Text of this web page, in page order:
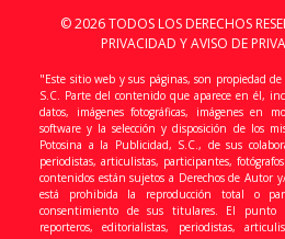
© 2026 TODOS LOS DERECHOS
PRIVACIDAD Y AVISO DE
"Este sitio web y sus páginas, son propiedad
S.C. Parte del contenido que aparece en él,
datos, imágenes fotográficas, imágenes en
software y la selección y disposición de los
Potosina a la Publicidad, S.C., de sus
periodistas, articulistas, participantes,
contenidos están sujetos a Derechos de Autor
está prohibida la reproducción total o
consentimiento de sus titulares. El punto
reporteros, editorialistas, periodistas,